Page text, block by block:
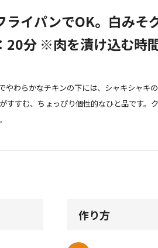
イパンでOK。白みそ
20分 ※肉を漬け込む時
やわらかなチキンの下には、シャキシャキ
すすむ、ちょっぴり個性的なひと品です
作り方